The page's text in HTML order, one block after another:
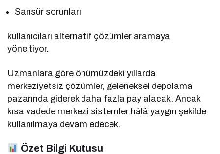
Sansür sorunları
kullanıcıları alternatif çözümler aramaya
yöneltiyor.
Uzmanlara göre önümüzdeki yıllarda
merkeziyetsiz çözümler, geleneksel depolama
pazarında giderek daha fazla pay alacak. Ancak
kısa vadede merkezi sistemler hâlâ yaygın şekilde
kullanılmaya devam edecek.
Özet Bilgi Kutusu